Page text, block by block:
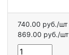
740.00 руб./шт
869.00 руб./шт